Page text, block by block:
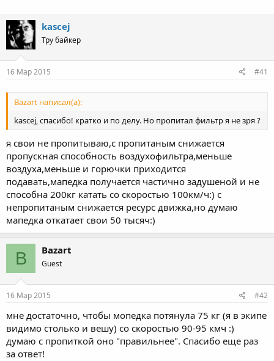
kascej
Тру байкер
16 Мар 2015 #41
Bazart написал(а):
kascej, спасибо! кратко и по делу. Но пропитал фильтр я не зря ?
я свои не пропитываю,с пропитаным снижается
пропускная способность воздухофильтра,меньше
воздуха,меньше и горючки приходится
подавать,мапедка получается частично задушеной и не
способна 200кг катать со скоростью 100км/ч:) с
непропитаным снижается ресурс движка,но думаю
мапедка откатает свои 50 тысяч:)
B Bazart
Guest
16 Мар 2015 #42
мне достаточно, чтобы мопедка потянула 75 кг (я в экипе
видимо столько и вешу) со скоростью 90-95 кмч :)
думаю с пропиткой оно "правильнее". Спасибо еще раз
за ответ!